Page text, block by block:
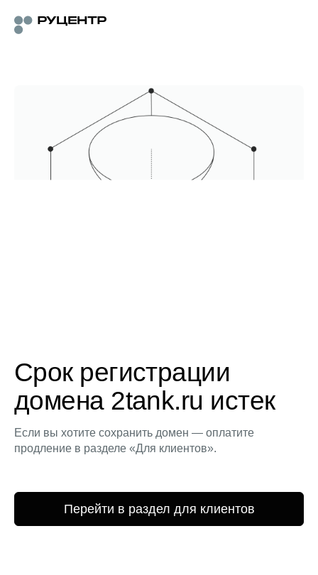
Срок регистрации
домена 2tank.ru истек
Если вы хотите сохранить домен — оплатите
продление в разделе «Для клиентов».
Перейти в раздел для клиентов